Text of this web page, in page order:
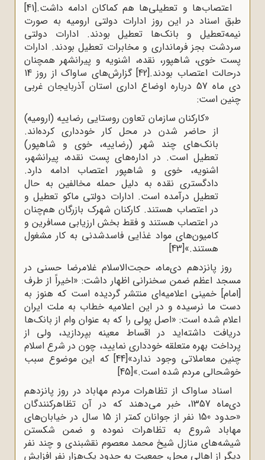
اعتصاب‌ها و تعطیلی‌ها هم کماکان ادامه داشت.[41]
طبق اسناد در این روز ادارات دولتی ارومیه به صورت
نیمه‌تعطیل و بانک‌ها تعطیل بودند. ادارات دولتی
سردشت بجز فرمانداری و مخابرات تعطیل بودند. ادارات
پست خوی، شاهپور، نقده، اشنویه و پیرانشهر همچنان
درحالت اعتصاب بودند.[42]
گزارش‌های ساواک از روز 14
دی ماه 57 درباره اوضاع اداری استان آذربایجان غربی
چنین است:
«کارکنان سازمان تعاون روستایی رضاییه (ارومیه)
از حاضر شدن در محل کار خودداری کرده‌اند.
بانک‌های چند شهر (رضاییه، خوی و شاهپور)
تعطیل است. در اداره‌های پست نقده، پیرانشهر،
اشنویه، خوی و شاهپور اعتصاب ادامه دارد.
دادگستری نقده به دلیل حمله مخالفین به حال
تعطیل درآمده است. ادارات دولتی ماکو تعطیل و
در اعتصاب هستند. کارکنان شهرک بازرگان هم‌چنان
در اعتصاب هستند و فقط بخش ارزیابی مسافرین و
کامیون‌های مواد غذایی فاسدشدنی به کار مشغول
هستند.»[43]
روز پانزدهم دی‌ماه، حجت‌الاسلام غلامرضا حسنی در
مسجد اعظم ضمن سخنرانی اظهار داشت: «اخیراً از طرف
[امام] خمینی اعلامیه‌ای منتشر گردیده است که هنوز به
دست ما نرسیده و در این اعلامیه خطاب به ملت ایران
اعلام شده است: «اصل پولی را که به عنوان وام از بانک‌ها
دریافت داشته‌اید در اقساط معینه بپردازید، ولی از
پرداخت بهره متعلقه خودداری نمایید، چون در شرع اسلام
چنین معاملاتی وجود ندارد»[44]
که این موضوع سبب
خوشحالی مردم شده است.»[45]
اسناد ساواک از تظاهرات مردم مهاباد در روز پانزدهم
دی‌ماه 1357، خبر می‌دهند که در آن تظاهرکنندگان
«حدود 150 نفر از جوانان کمتر از 15 سال در خیابان‌های
مهاباد شروع به تظاهرات نموده و ضمن شکستن
شیشه‌های منازل شیخ محمد معصوم نقشبندی و چند نفر
دیگر از اهالی محل، جمعیت به حدود یک‌هزار نفر افزایش